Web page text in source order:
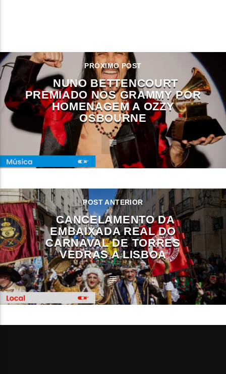
PRÓXIMO POST
NUNO BETTENCOURT
PREMIADO NOS GRAMMY POR
HOMENAGEM A OZZY
OSBOURNE
POST ANTERIOR
CANCELAMENTO DA
EMBAIXADA REAL DO
CARNAVAL DE TORRES
VEDRAS A LISBOA